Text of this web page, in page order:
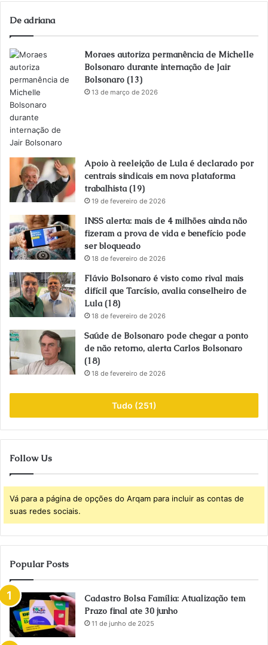
De adriana
Moraes autoriza permanência de Michelle
Bolsonaro durante internação de Jair
Bolsonaro (13)
13 de março de 2026
Apoio à reeleição de Lula é declarado por
centrais sindicais em nova plataforma
trabalhista (19)
19 de fevereiro de 2026
INSS alerta: mais de 4 milhões ainda não
fizeram a prova de vida e benefício pode
ser bloqueado
18 de fevereiro de 2026
Flávio Bolsonaro é visto como rival mais
difícil que Tarcísio, avalia conselheiro de
Lula (18)
18 de fevereiro de 2026
Saúde de Bolsonaro pode chegar a ponto
de não retorno, alerta Carlos Bolsonaro
(18)
18 de fevereiro de 2026
Tudo (251)
Follow Us
Vá para a página de opções do Arqam para incluir as contas de
suas redes sociais.
Popular Posts
Cadastro Bolsa Família: Atualização tem
Prazo final ate 30 junho
11 de junho de 2025